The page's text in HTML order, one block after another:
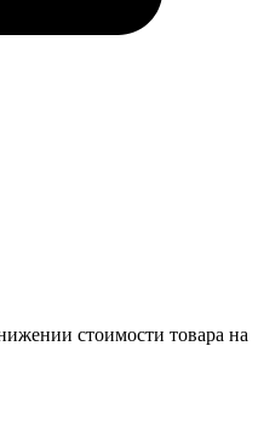
стоимости товара на